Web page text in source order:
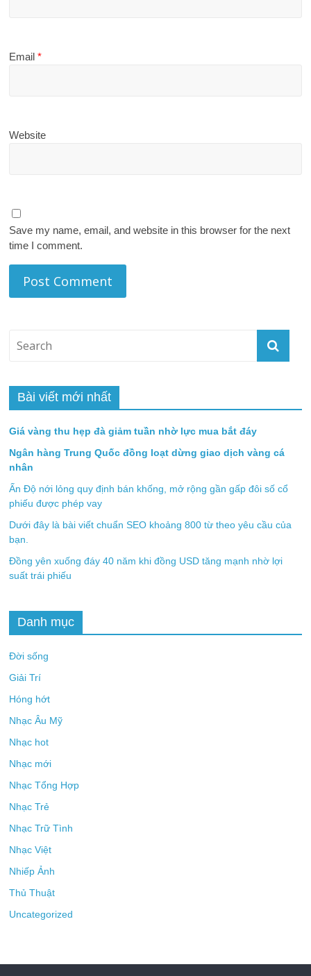
Email*
Website
Save my name, email, and website in this browser for the next
time I comment.
Bài viết mới nhất
Giá vàng thu hẹp đà giảm tuần nhờ lực mua bắt đáy
Ngân hàng Trung Quốc đồng loạt dừng giao dịch vàng cá
nhân
Ấn Độ nới lỏng quy định bán khống, mở rộng gần gấp đôi số cổ
phiếu được phép vay
Dưới đây là bài viết chuẩn SEO khoảng 800 từ theo yêu cầu của
bạn.
Đồng yên xuống đáy 40 năm khi đồng USD tăng mạnh nhờ lợi
suất trái phiếu
Danh mục
Đời sống
Giải Trí
Hóng hớt
Nhạc Âu Mỹ
Nhạc hot
Nhạc mới
Nhạc Tổng Hợp
Nhạc Trẻ
Nhạc Trữ Tình
Nhạc Việt
Nhiếp Ảnh
Thủ Thuật
Uncategorized